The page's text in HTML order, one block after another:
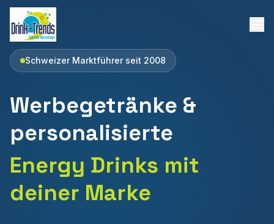
Schweizer Marktführer seit 2008
Werbegetränke &
personalisierte
Energy Drinks mit
deiner Marke